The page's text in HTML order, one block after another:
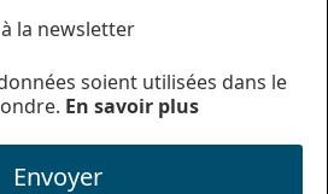
la newsletter
soient utilisées dans le
En savoir plus
Envoyer